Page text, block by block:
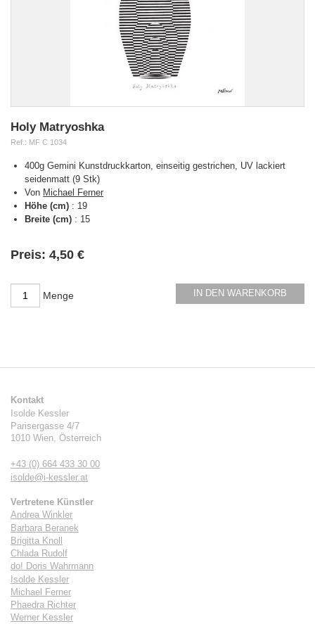
Holy Matryoshka
Ref.: MF C 1034
400g Gemini Kunstdruckkarton, einseitig gestrichen, UV lackiert
seidenmatt (9 Stk)
Von Michael Ferner
Höhe (cm) : 19
Breite (cm) : 15
Verfügbarkeit:
Preis: 4,50 €
Menge IN DEN WARENKORB
Kontakt
Isolde Kessler
Parisergasse 4/7
1010 Wien, Österreich
+43 (0) 664 433 30 00
isolde@i-kessler.at
Vertretene Künstler
Andrea Winkler
Barbara Beranek
Brigitta Knoll
Chlada Rudolf
do! Doris Wahrmann
Isolde Kessler
Michael Ferner
Phaedra Richter
Werner Kessler